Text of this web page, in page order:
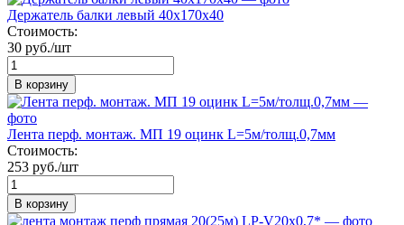
Держатель балки левый 40х170х40
Стоимость:
30 руб./шт
В корзину
Лента перф. монтаж. МП 19 оцинк L=5м/толщ.0,7мм
Стоимость:
253 руб./шт
В корзину